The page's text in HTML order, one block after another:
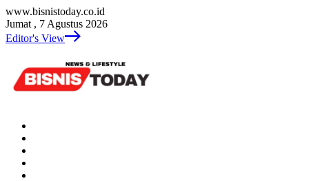
www.bisnistoday.co.id
Jumat , 7 Agustus 2026
Editor's View